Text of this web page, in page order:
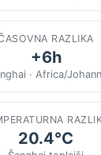
RAZLIKA
+6h
· Africa/
20.4°C